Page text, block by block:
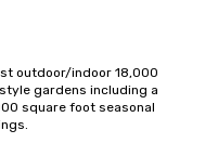
outdoor/indoor 18,000
gardens including a
square foot seasonal